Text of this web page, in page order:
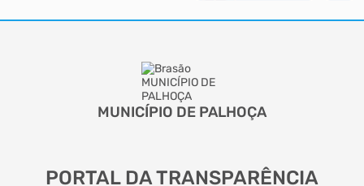
MUNICÍPIO DE PALHOÇA
PORTAL DA TRANSPARÊNCIA